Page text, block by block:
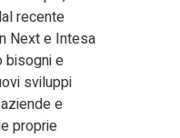
recente
Next e Intesa
bisogni e
sviluppi
e
proprie